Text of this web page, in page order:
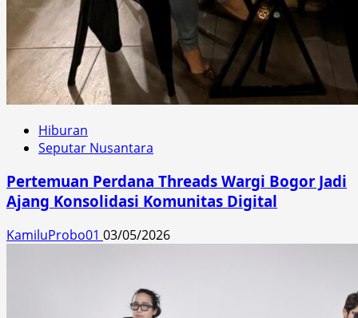
Hiburan
Seputar Nusantara
Pertemuan Perdana Threads Wargi Bogor Jadi
Ajang Konsolidasi Komunitas Digital
KamiluProbo01 03/05/2026